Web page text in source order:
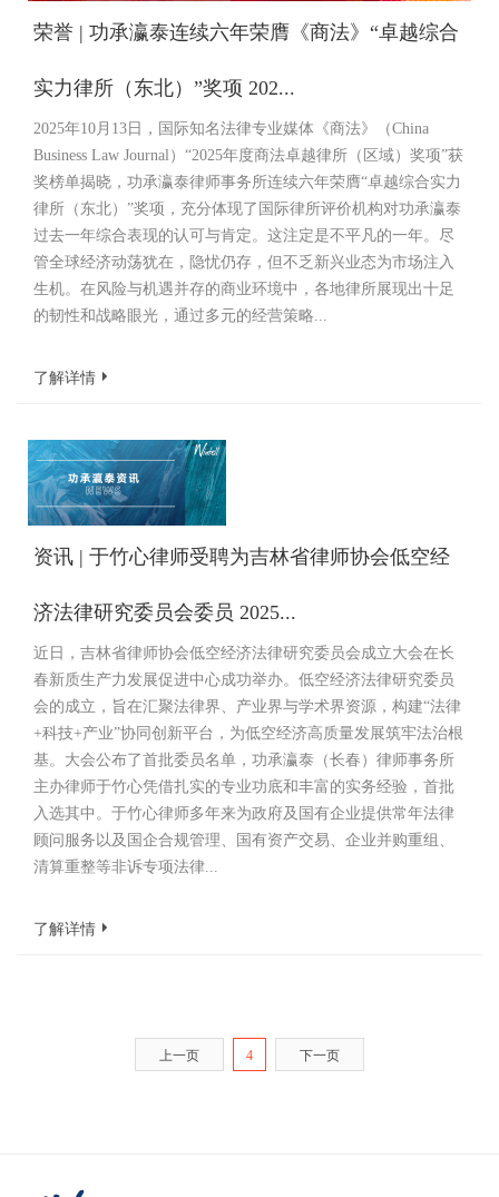
荣誉 | 功承瀛泰连续六年荣膺《商法》“卓越综合
实力律所（东北）”奖项 202...
2025年10月13日，国际知名法律专业媒体《商法》（China
Business Law Journal）“2025年度商法卓越律所（区域）奖项”获
奖榜单揭晓，功承瀛泰律师事务所连续六年荣膺“卓越综合实力
律所（东北）”奖项，充分体现了国际律所评价机构对功承瀛泰
过去一年综合表现的认可与肯定。这注定是不平凡的一年。尽
管全球经济动荡犹在，隐忧仍存，但不乏新兴业态为市场注入
生机。在风险与机遇并存的商业环境中，各地律所展现出十足
的韧性和战略眼光，通过多元的经营策略...
了解详情
资讯 | 于竹心律师受聘为吉林省律师协会低空经
济法律研究委员会委员 2025...
近日，吉林省律师协会低空经济法律研究委员会成立大会在长
春新质生产力发展促进中心成功举办。低空经济法律研究委员
会的成立，旨在汇聚法律界、产业界与学术界资源，构建“法律
+科技+产业”协同创新平台，为低空经济高质量发展筑牢法治根
基。大会公布了首批委员名单，功承瀛泰（长春）律师事务所
主办律师于竹心凭借扎实的专业功底和丰富的实务经验，首批
入选其中。于竹心律师多年来为政府及国有企业提供常年法律
顾问服务以及国企合规管理、国有资产交易、企业并购重组、
清算重整等非诉专项法律...
了解详情
上一页 4 下一页